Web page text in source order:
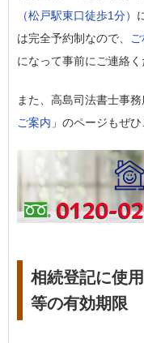
（松戸駅東口徒歩1分）
は完全予約制なので、
になって事前にご連絡く
また、高島司法書士事
ご案内 」のページもぜひ
相続登記に使
等の有効期限